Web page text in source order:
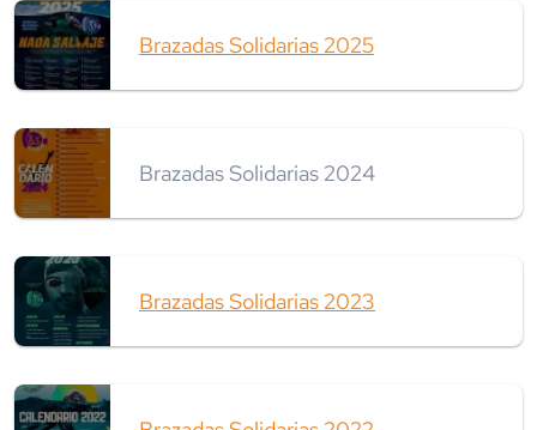
Brazadas Solidarias 2025
Brazadas Solidarias 2024
Brazadas Solidarias 2023